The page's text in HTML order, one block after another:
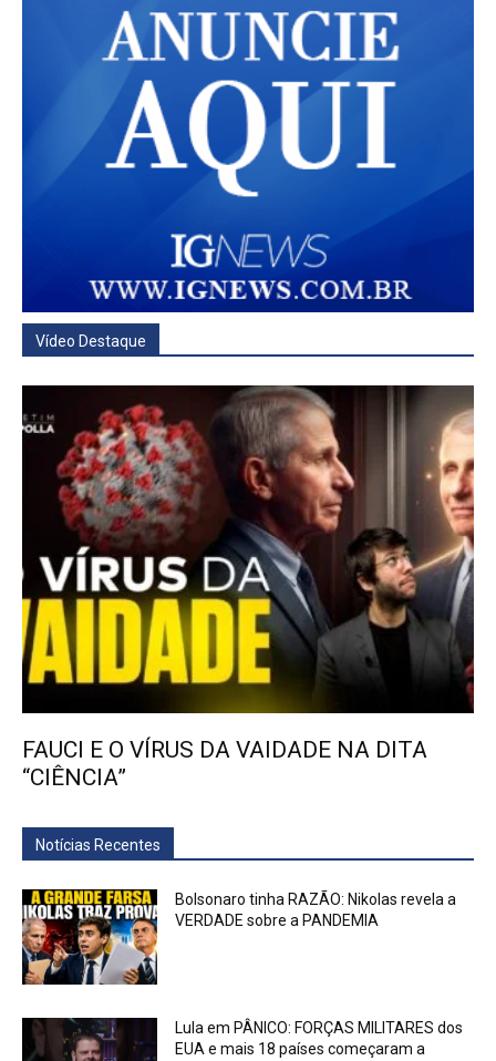
Vídeo Destaque
FAUCI E O VÍRUS DA VAIDADE NA DITA
“CIÊNCIA”
Notícias Recentes
Bolsonaro tinha RAZÃO: Nikolas revela a
VERDADE sobre a PANDEMIA
Lula em PÂNICO: FORÇAS MILITARES dos
EUA e mais 18 países começaram a